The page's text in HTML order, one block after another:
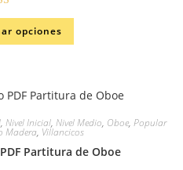
opciones
, Nivel Inicial, Nivel Medio, Oboe, Popular
Madera, Villancicos
Partitura de Oboe